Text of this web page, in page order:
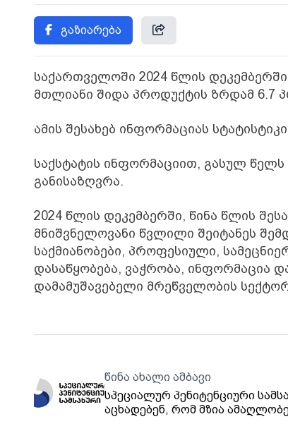
გაზიარება
საქართველოში 2024 წლის
მთლიანი შიდა პროდუქტის ზრდამ 6.7
ამის შესახებ ინფორმაციას
საქსტატის ინფორმაციით, გასულ
განისაზღვრა.
2024 წლის დეკემბერში, წინა წლის
მნიშვნელოვანი წვლილი შეიტანეს
საქმიანობები, პროფესიული,
დასაწყობება, ვაჭრობა, ინფორმაცია
დამამუშავებელი მრეწველობის
წინა ახალი ამბავი
სპეციალურ პენიტენციური
აცხადებენ, რომ მზია